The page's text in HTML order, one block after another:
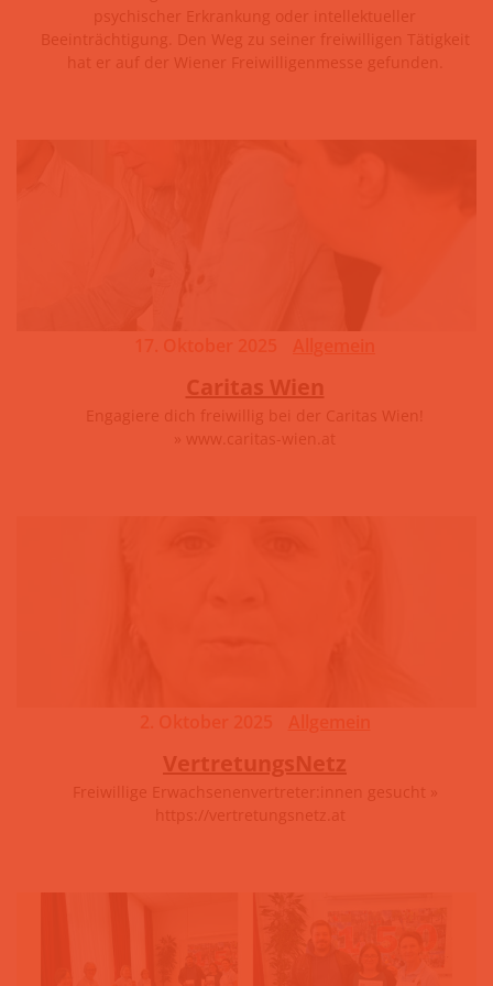
psychischer Erkrankung oder intellektueller
Beeinträchtigung. Den Weg zu seiner freiwilligen Tätigkeit
hat er auf der Wiener Freiwilligenmesse gefunden.
Caritas Wien
Engagiere dich freiwillig bei der Caritas Wien!
» www.caritas-wien.at
VertretungsNetz
Freiwillige Erwachsenenvertreter:innen gesucht »
https://vertretungsnetz.at